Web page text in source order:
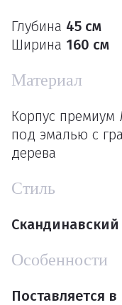
Глубина 45 см
Ширина 160 см
Материал
Корпус
под эмалью с
дерева
Стиль
Скандинавский
Особенности
Поставляется